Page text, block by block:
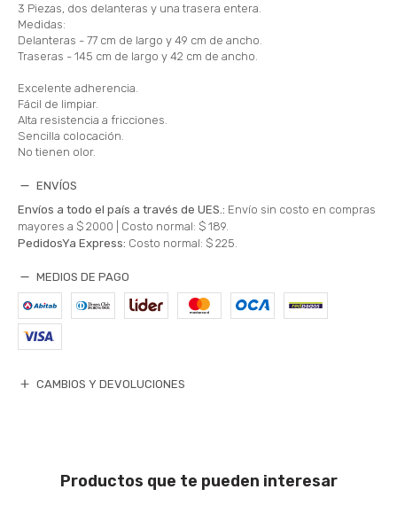
3 Piezas, dos delanteras y una trasera entera.
Medidas:
Delanteras - 77 cm de largo y 49 cm de ancho.
Traseras - 145 cm de largo y 42 cm de ancho.
Excelente adherencia.
Fácil de limpiar.
Alta resistencia a fricciones.
Sencilla colocación.
No tienen olor.
ENVÍOS
Envíos a todo el país a través de UES.: Envío sin costo en compras
mayores a $ 2000 | Costo normal: $ 189.
PedidosYa Express: Costo normal: $ 225.
MEDIOS DE PAGO
CAMBIOS Y DEVOLUCIONES
Productos que te pueden interesar